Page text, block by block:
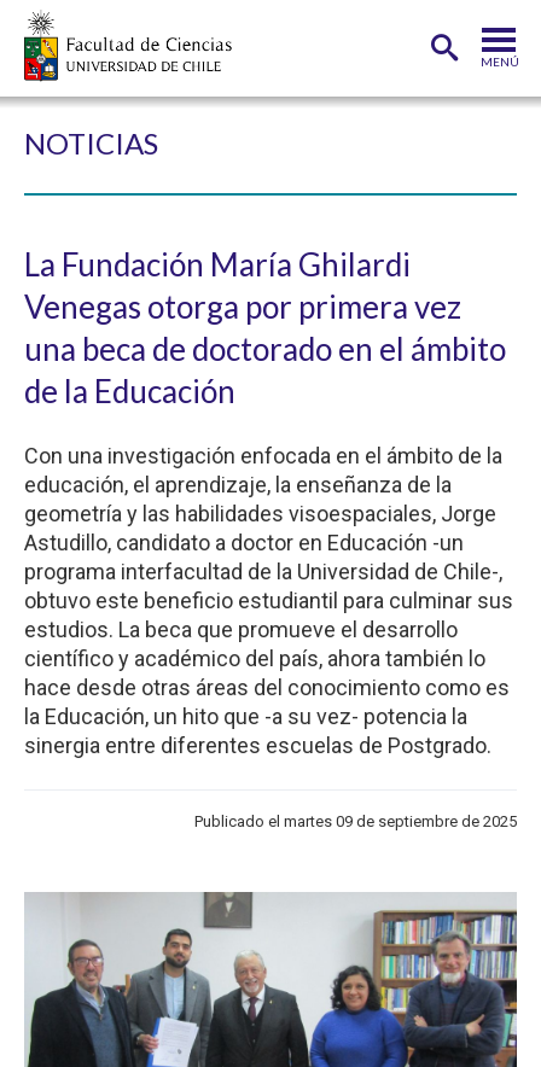
MENÚ
CARRERAS
POSTGRADOS
INVESTIGACIÓN
ESTUDIANTES ACADÉMICOS
FUNCIONARIOS EGRESADOS
NOTICIAS
La Fundación María Ghilardi
Venegas otorga por primera vez
una beca de doctorado en el ámbito
de la Educación
Con una investigación enfocada en el ámbito de la
educación, el aprendizaje, la enseñanza de la
geometría y las habilidades visoespaciales, Jorge
Astudillo, candidato a doctor en Educación -un
programa interfacultad de la Universidad de Chile-,
obtuvo este beneficio estudiantil para culminar sus
estudios. La beca que promueve el desarrollo
científico y académico del país, ahora también lo
hace desde otras áreas del conocimiento como es
la Educación, un hito que -a su vez- potencia la
sinergia entre diferentes escuelas de Postgrado.
Publicado el martes 09 de septiembre de 2025